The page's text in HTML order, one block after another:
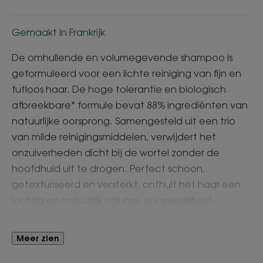
Gemaakt in Frankrijk
De omhullende en volumegevende shampoo is
geformuleerd voor een lichte reiniging van fijn en
futloos haar. De hoge tolerantie en biologisch
afbreekbare* formule bevat 88% ingrediënten van
natuurlijke oorsprong. Samengesteld uit een trio
van milde reinigingsmiddelen, verwijdert het
onzuiverheden dicht bij de wortel zonder de
hoofdhuid uit te drogen. Perfect schoon,
getexturiseerd en versterkt, onthult het haar een
Voordelen
Meer zien